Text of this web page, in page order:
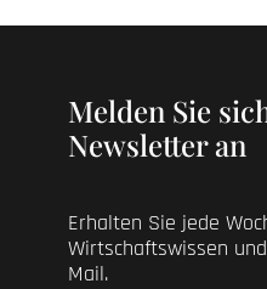
Melden Sie
Newsletter an
Erhalten Sie jede
Wirtschaftswissen
Mail.